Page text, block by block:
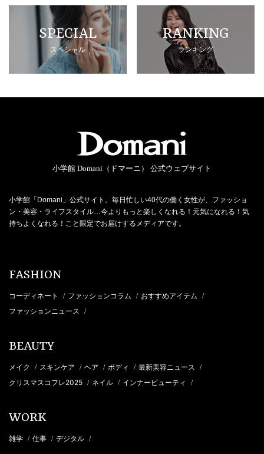
SPECIAL
スペシャル
RANKING
ランキング
小学館 Domani（ドマーニ） 公式ウェブサイト
小学館「Domani」公式サイト。毎日忙しい40代の働く女性が、ファッショ
ン・美容・ライフスタイル…今よりもっと楽しくなれる！元気になれる！気
持ちよくなれる！こと限定でお届けするメディアです。
FASHION
コーディネート / ファッションコラム / おすすめアイテム /
ファッションニュース /
BEAUTY
メイク / スキンケア / ヘア / ボディ / 最新美容ニュース /
クリスマスコフレ2025 / ネイル / インナービューティ /
WORK
雑学 / 仕事 / デジタル /